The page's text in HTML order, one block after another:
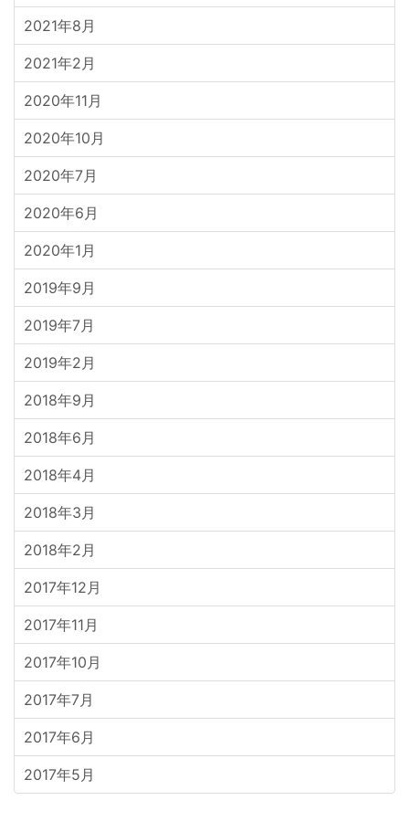
2021年8月
2021年2月
2020年11月
2020年10月
2020年7月
2020年6月
2020年1月
2019年9月
2019年7月
2019年2月
2018年9月
2018年6月
2018年4月
2018年3月
2018年2月
2017年12月
2017年11月
2017年10月
2017年7月
2017年6月
2017年5月